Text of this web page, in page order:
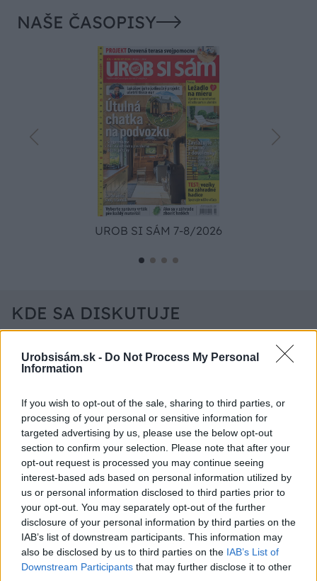
Urobsisám.sk - Do Not Process My Personal
Information
If you wish to opt-out of the sale, sharing to third parties, or
processing of your personal or sensitive information for
targeted advertising by us, please use the below opt-out
section to confirm your selection. Please note that after your
opt-out request is processed you may continue seeing
interest-based ads based on personal information utilized by
us or personal information disclosed to third parties prior to
your opt-out. You may separately opt-out of the further
disclosure of your personal information by third parties on the
IAB’s list of downstream participants. This information may
also be disclosed by us to third parties on the IAB’s List of
Downstream Participants that may further disclose it to other
NAŠE ČASOPISY
UROB SI SÁM 7-8/2026
KDE SA DISKUTUJE
Vnútorné žalúzie sú v 40-stupňových horúčavách pasca:
pohoda.
Vnútorné žalúzie sú v 40-stupňových horúčavách pasca:
Prečo z okna robia radiátor a ako to vyriešiť za pár eur?
Akurát ten problém doma riešime na oknách z južnej
strany. Pravdepodobne pôjdeme do vonkajšieho
tienenia na spôsob markízy 250x150cm. Čínsky
predajcovia idú okolo 100 eur kus.
Nekupujte drahé lapače: Vyrobte si za 5 minút domácu
pascu na osy a sršne, ktorá ich nepustí von
Bros sprej necaka kym osa vypije moje pivo. Zaroven
nasmrdi cele hniezdo a neostane tam nic zive. Vasa
pasca naucinke moc efektivne. Skor pritiahne slimaky
Viete, kedy použiť akú maltu? Spoznajte rozdiely, ktoré
vám ušetria čas v stavebninách aj pri práci
Ten článok mal takú výpovednú hodnotu ako učivo pre
3 ročník základnej školy. To fakt? AI alebo nejaka kniha
z VŠ? Dnešné rychlotvrdnuce malty - pevnosť 40 Mpa a
doba schnutia tak 15 minut , k tomu vodotesné s
kryštálikou. A rozdiel - schnutie a zretie. Nič?
Žiadne čapovanie alebo zadlabávanie, všetko len na